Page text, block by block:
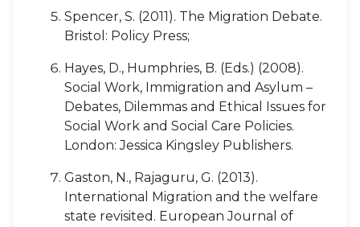
Spencer, S. (2011). The Migration Debate.
Bristol: Policy Press;
Hayes, D., Humphries, B. (Eds.) (2008).
Social Work, Immigration and Asylum –
Debates, Dilemmas and Ethical Issues for
Social Work and Social Care Policies.
London: Jessica Kingsley Publishers.
Gaston, N., Rajaguru, G. (2013).
International Migration and the welfare
state revisited. European Journal of